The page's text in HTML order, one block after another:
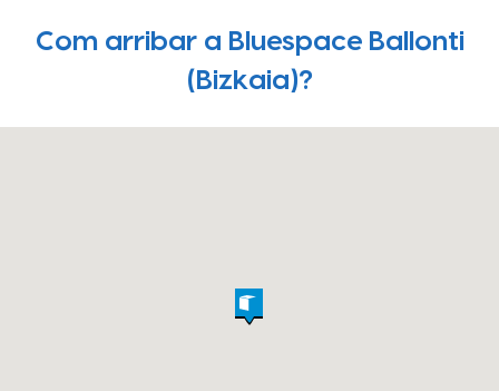
Com arribar a Bluespace Ballonti
(Bizkaia)?